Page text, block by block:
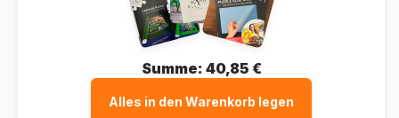
Summe: 40,85 €
Alles in den Warenkorb legen